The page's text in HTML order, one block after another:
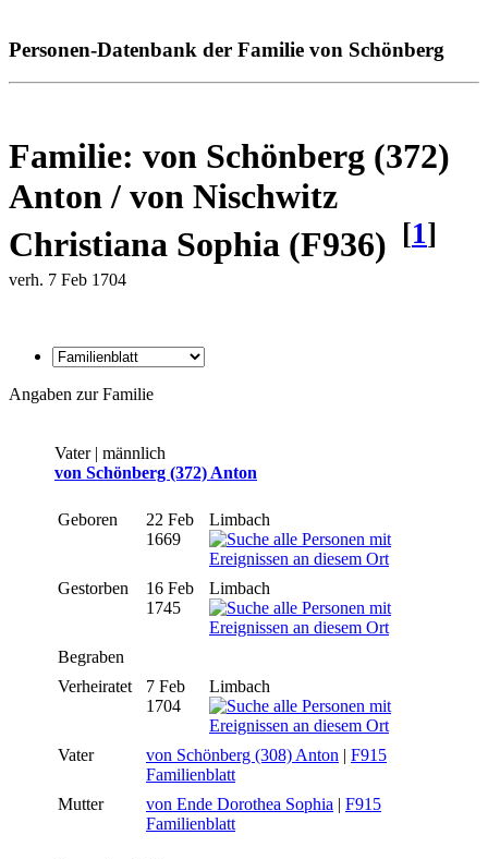
Personen-Datenbank der Familie von Schönberg
Familie: von Schönberg (372)
Anton / von Nischwitz
Christiana Sophia (F936) [1]
verh. 7 Feb 1704
Angaben zur Familie
Vater | männlich
von Schönberg (372) Anton
Geboren
22 Feb
1669
Limbach
Gestorben
16 Feb
1745
Limbach
Begraben
Verheiratet
7 Feb
1704
Limbach
Vater von Schönberg (308) Anton | F915
Familienblatt
Mutter
von Ende Dorothea Sophia | F915
Familienblatt